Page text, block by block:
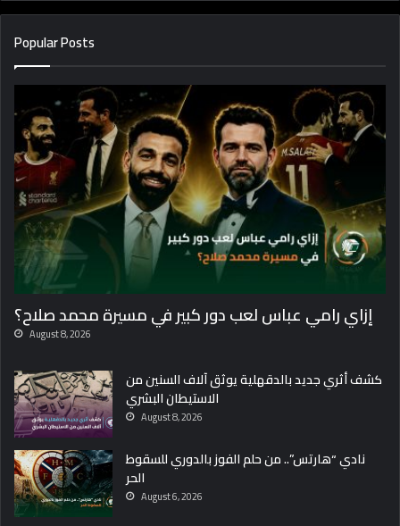
Popular Posts
إزاي رامي عباس لعب دور كبير في مسيرة محمد صلاح؟
August 8, 2026
كشف أثري جديد بالدقهلية يوثق آلاف السنين من
الاستيطان البشري
August 8, 2026
نادي “هارتس”.. من حلم الفوز بالدوري للسقوط
الحر
August 6, 2026